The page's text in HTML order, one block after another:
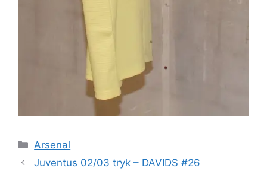
Kategorier
Arsenal
Juventus 02/03 tryk – DAVIDS #26